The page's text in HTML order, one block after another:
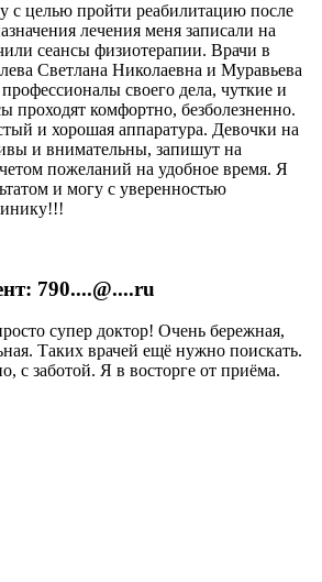
с целью пройти реабилитацию после
лечения меня записали на
сеансы физиотерапии. Врачи в
Светлана Николаевна и Муравьева
своего дела, чуткие и
проходят комфортно, безболезненно.
и хорошая аппаратура. Девочки на
и внимательны, запишут на
пожеланий на удобное время. Я
и могу с уверенностью
790....@....ru
супер доктор! Очень бережная,
Таких врачей ещё нужно поискать.
с заботой. Я в восторге от приёма.